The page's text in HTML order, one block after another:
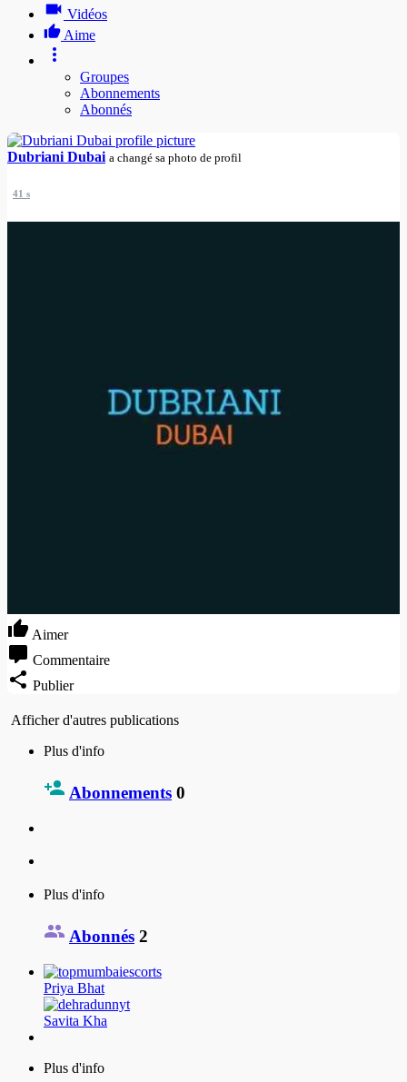
Vidéos
Aime
Groupes
Abonnements
Abonnés
Dubriani Dubai a changé sa photo de profil
41 s
Aimer
Commentaire
Publier
Afficher d'autres publications
Plus d'info
Abonnements 0
Plus d'info
Abonnés 2
Priya Bhat
Savita Kha
Plus d'info